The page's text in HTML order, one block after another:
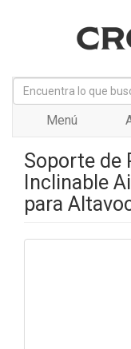
Menú
Soporte de
Inclinable
para